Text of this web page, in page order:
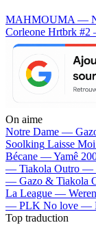
MAHMOUMA —
Corleone Hrtbrk #2
On aime
Notre Dame —
Soolking Laisse
Bécane —Yamê
— Tiakola Outro —
— Gazo & Tiakola
La League —
— PLK No love —
Top traduction